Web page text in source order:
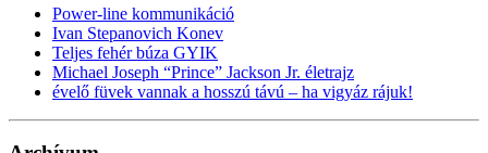
Power-line kommunikáció
Ivan Stepanovich Konev
Teljes fehér búza GYIK
Michael Joseph “Prince” Jackson Jr. életrajz
évelő füvek vannak a hosszú távú – ha vigyáz rájuk!